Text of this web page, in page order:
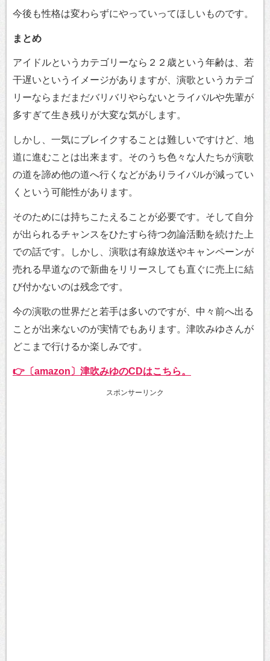
今後も性格は変わらずにやっていってほしいものです。
まとめ
アイドルというカテゴリーなら２２歳という年齢は、若
干遅いというイメージがありますが、演歌というカテゴ
リーならまだまだバリバリやらないとライバルや先輩が
多すぎて生き残りが大変な気がします。
しかし、一気にブレイクすることは難しいですけど、地
道に進むことは出来ます。そのうち色々な人たちが演歌
の道を諦め他の道へ行くなどがありライバルが減ってい
くという可能性があります。
そのためには持ちこたえることが必要です。そして自分
が出られるチャンスをひたすら待つ勿論活動を続けた上
での話です。しかし、演歌は有線放送やキャンペーンが
売れる早道なので新曲をリリースしても直ぐに売上に結
び付かないのは残念です。
今の演歌の世界だと若手は多いのですが、中々前へ出る
ことが出来ないのが実情でもあります。津吹みゆさんが
どこまで行けるか楽しみです。
👉〔amazon〕津吹みゆのCDはこちら。
スポンサーリンク